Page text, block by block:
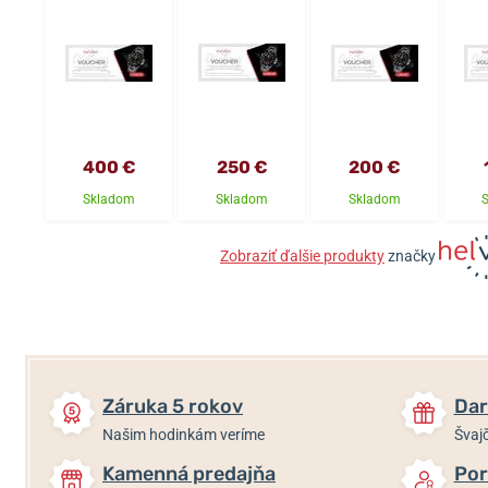
400 €
Skladom
250 €
Skladom
200 €
Skladom
Zobraziť ďalšie produktyznačky
Záruka 5 rokov
Našim hodinkám veríme
Kamenná predajňa